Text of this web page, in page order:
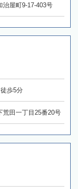
治屋町9-17-403号
歩5分
荒田一丁目25番20号